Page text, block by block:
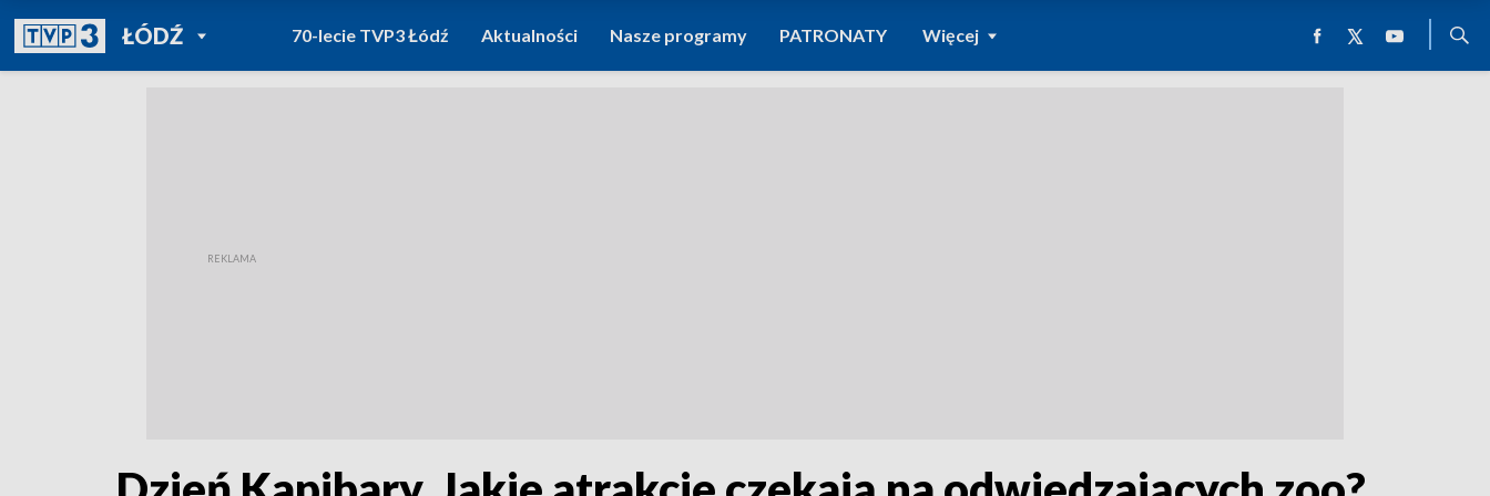
ŁÓDŹPOWRÓT DO
TVP REGIONY
70-lecie TVP3 Łódź Aktualności Nasze programy PATRONATY Więcej